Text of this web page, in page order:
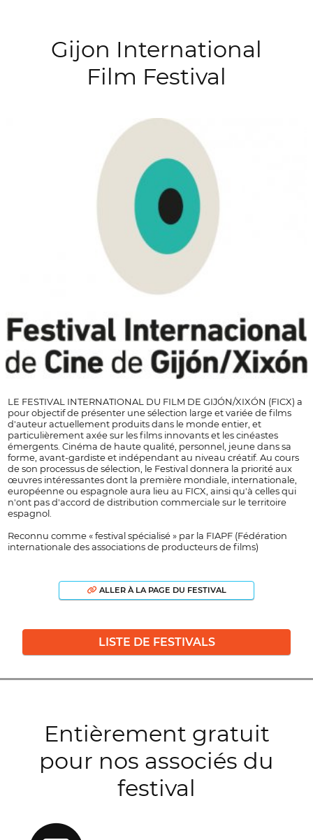
Gijon International
Film Festival
LE FESTIVAL INTERNATIONAL DU FILM DE GIJÓN/XIXÓN (FICX) a
pour objectif de présenter une sélection large et variée de films
d'auteur actuellement produits dans le monde entier, et
particulièrement axée sur les films innovants et les cinéastes
émergents. Cinéma de haute qualité, personnel, jeune dans sa
forme, avant-gardiste et indépendant au niveau créatif. Au cours
de son processus de sélection, le Festival donnera la priorité aux
œuvres intéressantes dont la première mondiale, internationale,
européenne ou espagnole aura lieu au FICX, ainsi qu'à celles qui
n'ont pas d'accord de distribution commerciale sur le territoire
espagnol.
Reconnu comme « festival spécialisé » par la FIAPF (Fédération
internationale des associations de producteurs de films)
ALLER À LA PAGE DU FESTIVAL
LISTE DE FESTIVALS
Entièrement gratuit
pour nos associés du
festival